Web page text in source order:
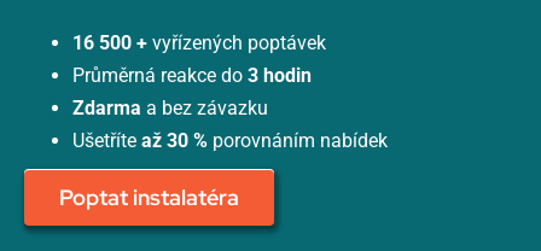
16 500 + vyřízených poptávek
Průměrná reakce do 3 hodin
Zdarma a bez závazku
Ušetříte až 30 %porovnáním nabídek
Poptat instalatéra